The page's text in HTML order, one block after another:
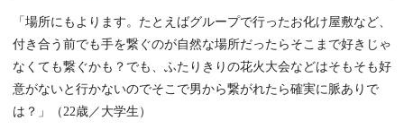
「場所にもよります。たとえばグループで行ったお化け屋敷など、
付き合う前でも手を繋ぐのが自然な場所だったらそこまで好きじゃ
なくても繋ぐかも？でも、ふたりきりの花火大会などはそもそも好
意がないと行かないのでそこで男から繋がれたら確実に脈ありで
は？」（22歳／大学生）